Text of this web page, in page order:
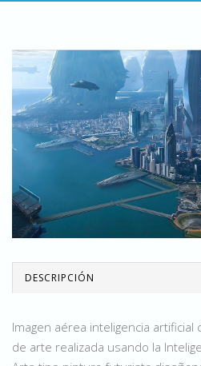
DESCRIPCIÓN
Imagen aérea inteligencia artificial
de arte realizada usando la